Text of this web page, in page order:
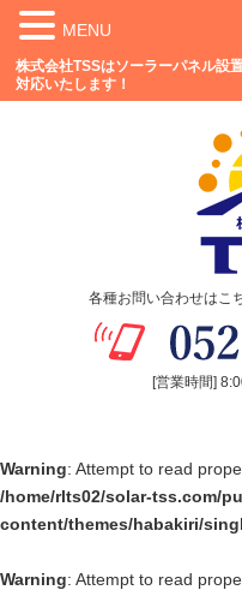
株式会社TSSはソーラーパネル設
対応いたします！
各種お問い合わせはこ
[営業時間]
Warning: Attempt to read
/home/rlts02/solar-tss.com/
content/themes/habakiri/
Warning: Attempt to read
MENU